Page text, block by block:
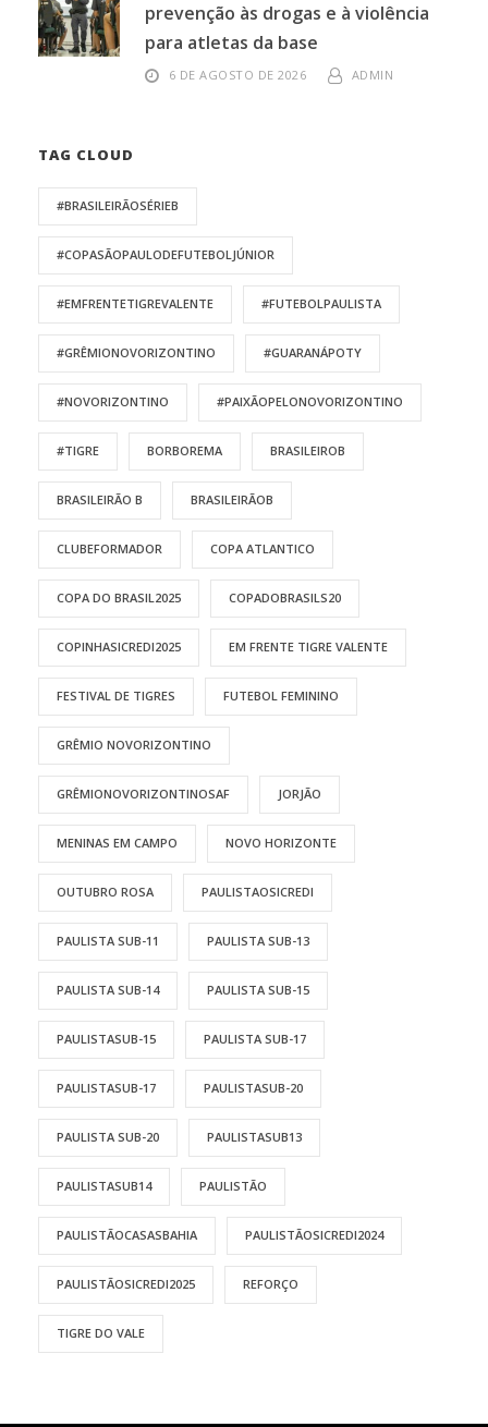
prevenção às drogas e à violência
para atletas da base
6 DE AGOSTO DE 2026 ADMIN
TAG CLOUD
#BRASILEIRÃOSÉRIEB
#COPASÃOPAULODEFUTEBOLJÚNIOR
#EMFRENTETIGREVALENTE #FUTEBOLPAULISTA
#GRÊMIONOVORIZONTINO #GUARANÁPOTY
#NOVORIZONTINO #PAIXÃOPELONOVORIZONTINO
#TIGRE BORBOREMA BRASILEIROB
BRASILEIRÃO B BRASILEIRÃOB
CLUBEFORMADOR COPA ATLANTICO
COPA DO BRASIL2025 COPADOBRASILS20
COPINHASICREDI2025 EM FRENTE TIGRE VALENTE
FESTIVAL DE TIGRES FUTEBOL FEMININO
GRÊMIO NOVORIZONTINO
GRÊMIONOVORIZONTINOSAF JORJÃO
MENINAS EM CAMPO NOVO HORIZONTE
OUTUBRO ROSA PAULISTAOSICREDI
PAULISTA SUB-11 PAULISTA SUB-13
PAULISTA SUB-14 PAULISTA SUB-15
PAULISTASUB-15 PAULISTA SUB-17
PAULISTASUB-17 PAULISTASUB-20
PAULISTA SUB-20 PAULISTASUB13
PAULISTASUB14 PAULISTÃO
PAULISTÃOCASASBAHIA PAULISTÃOSICREDI2024
PAULISTÃOSICREDI2025 REFORÇO
TIGRE DO VALE